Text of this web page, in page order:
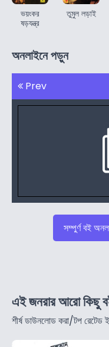
ভয়ংকর
ষড়যন্ত্র
তুমুল লড়াই
অনলাইনে পড়ুন
Prev
সম্পুর্ণ বই
এই জনরার আরো কিছু
শীর্ষ ডাউনলোড করা/টপ রেটেড